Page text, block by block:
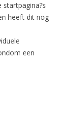
heeft dit nog
een